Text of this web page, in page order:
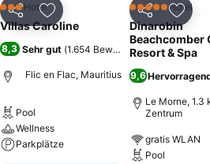
Teilen Zu Favoriten hinzufügen
3 SterneHotel
Villas Caroline
8,3 Sehr gut (1.654 Bewertungen)
Flic en Flac, Mauritius
Pool
Wellness
Parkplätze
Teilen Zu
5 Sterne Hotel
Dinarobin
Beachcomber
Resort & Spa
9,6
Le Morne, 1.3
Zentrum
gratis WLAN
Pool